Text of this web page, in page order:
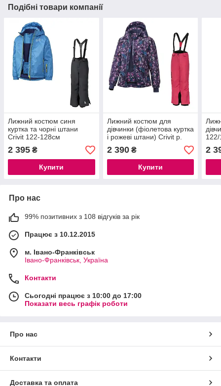
Подібні товари компанії
Лижний костюм синя
куртка та чорні штани
Crivit 122-128см
2 395 ₴
Купити
Лижний костюм для
дівчинки (фіолетова куртка
і рожеві штани) Crivit р.
122/128см
2 390₴
Купити
2
Про нас
99% позитивних з 108 відгуків за рік
Працює з 10.12.2015
м. Івано-Франківськ
Івано-Франківськ, Україна
Контакти
Сьогодні працює з 10:00 до 17:00
Показати весь графік роботи
Про нас
Контакти
Доставка та оплата